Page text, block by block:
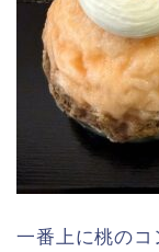
一番上に桃のコ